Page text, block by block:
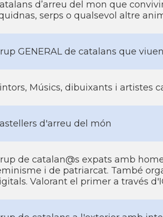
d’arreu del mon que
serps o qualsevol altre
GENERAL de catalans que
Músics, dibuixants i artistes
d'arreu del món
de catalan@s expats amb
i de patriarcat. També
Valorant el primer a través